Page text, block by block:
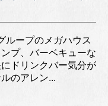
ループのメガハウス
プ、バーベキューな
ドリンクバー気分が
のアレン...